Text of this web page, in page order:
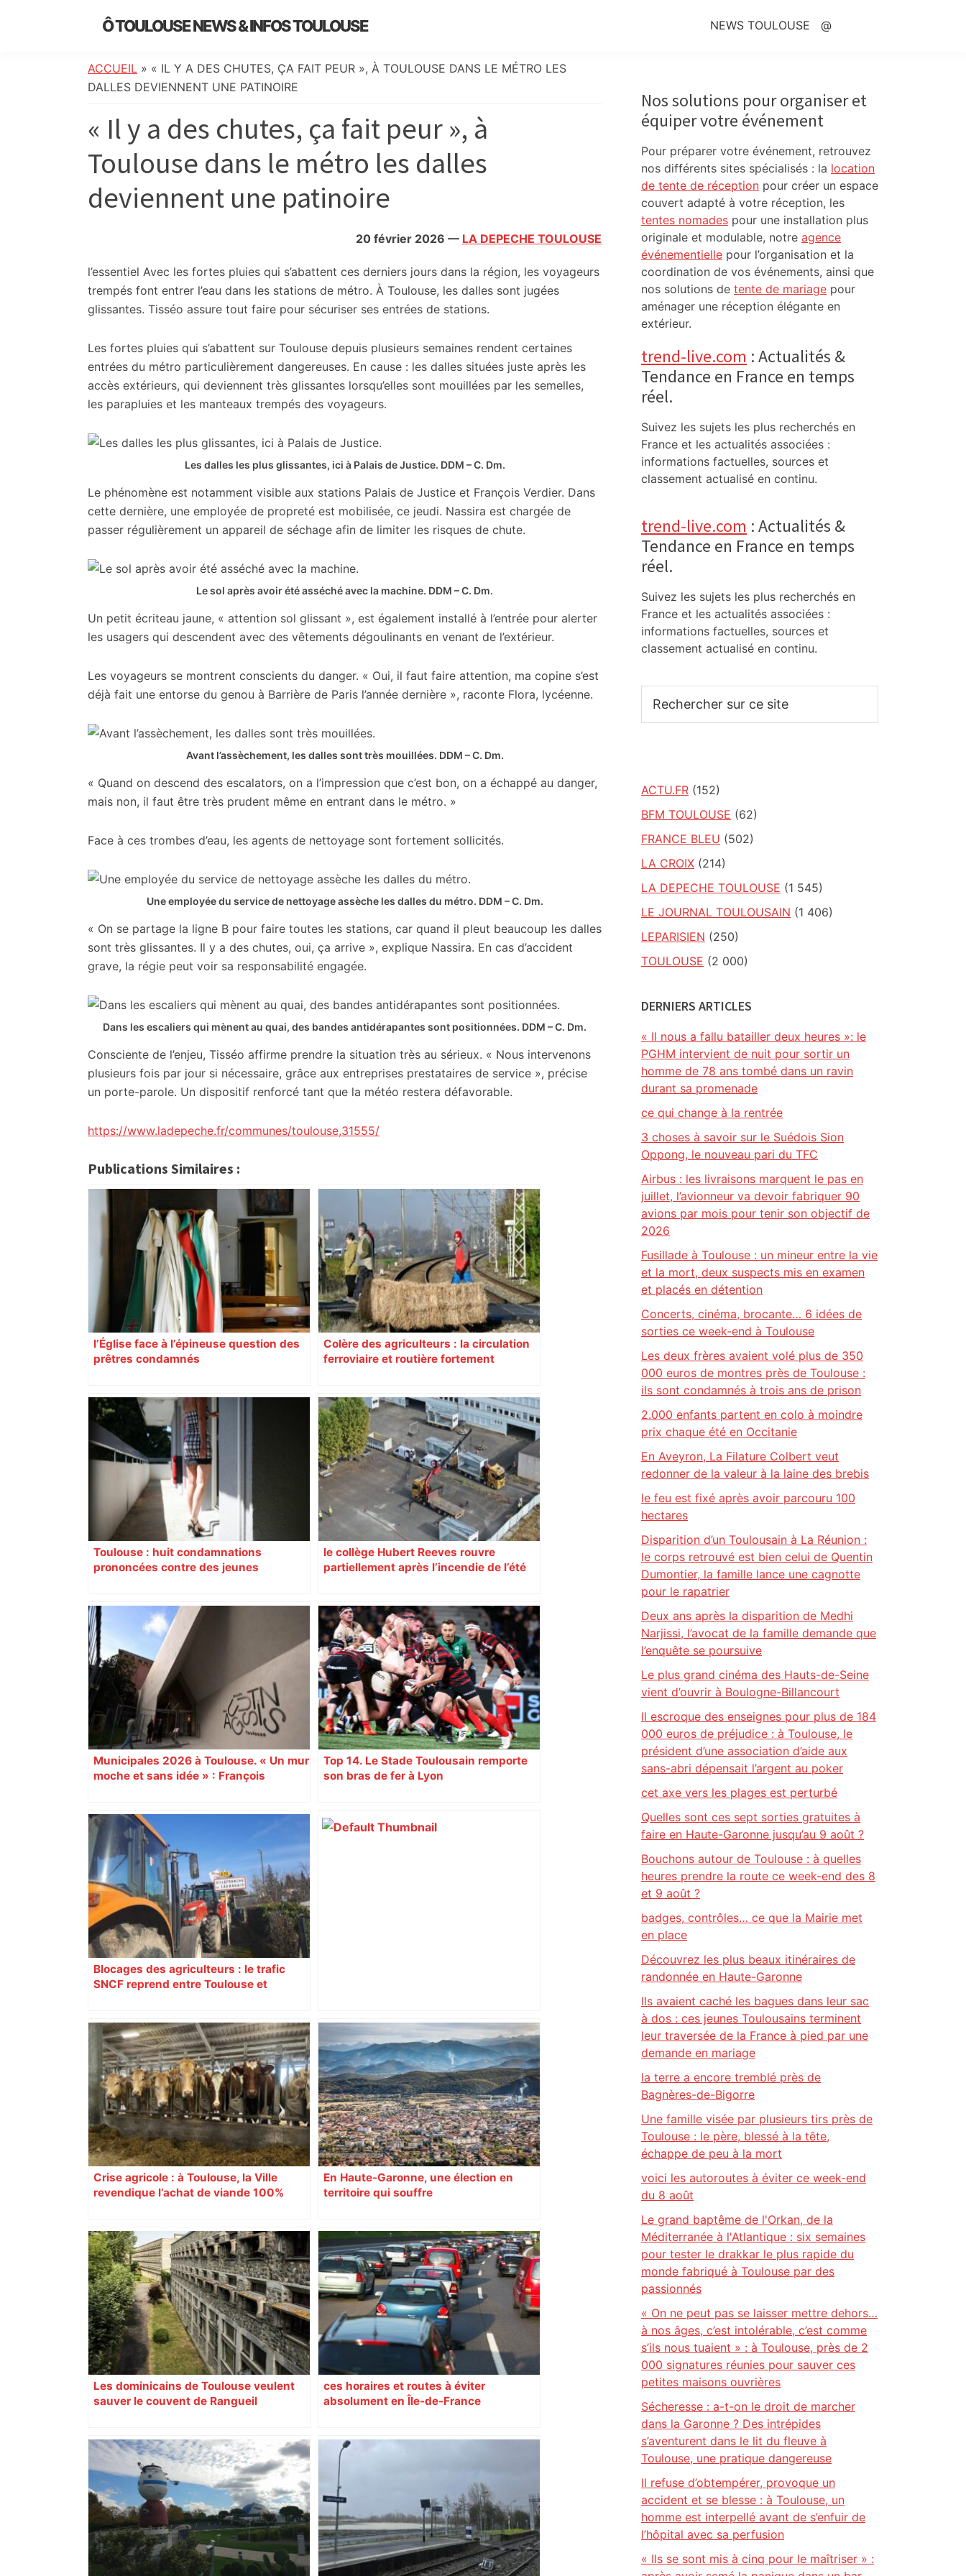
Ô TOULOUSE NEWS & INFOS TOULOUSE
de
l’actualité
info
locale,
société,
culture,
politique,
divers
et
initiatives
NEWS TOULOUSE @
ACCUEIL » « IL Y A DES CHUTES, ÇA FAIT PEUR », À TOULOUSE DANS LE MÉTRO LES
DALLES DEVIENNENT UNE PATINOIRE
« Il y a des chutes, ça fait peur », à
Toulouse dans le métro les dalles
deviennent une patinoire
20 février 2026 — LA DEPECHE TOULOUSE
l’essentiel Avec les fortes pluies qui s’abattent ces derniers jours dans la région, les voyageurs
trempés font entrer l’eau dans les stations de métro. À Toulouse, les dalles sont jugées
glissantes. Tisséo assure tout faire pour sécuriser ses entrées de stations.
Les fortes pluies qui s’abattent sur Toulouse depuis plusieurs semaines rendent certaines
entrées du métro particulièrement dangereuses. En cause : les dalles situées juste après les
accès extérieurs, qui deviennent très glissantes lorsqu’elles sont mouillées par les semelles,
les parapluies et les manteaux trempés des voyageurs.
Les dalles les plus glissantes, ici à Palais de Justice. DDM – C. Dm.
Le phénomène est notamment visible aux stations Palais de Justice et François Verdier. Dans
cette dernière, une employée de propreté est mobilisée, ce jeudi. Nassira est chargée de
passer régulièrement un appareil de séchage afin de limiter les risques de chute.
Le sol après avoir été asséché avec la machine. DDM – C. Dm.
Un petit écriteau jaune, « attention sol glissant », est également installé à l’entrée pour alerter
les usagers qui descendent avec des vêtements dégoulinants en venant de l’extérieur.
Les voyageurs se montrent conscients du danger. « Oui, il faut faire attention, ma copine s’est
déjà fait une entorse du genou à Barrière de Paris l’année dernière », raconte Flora, lycéenne.
Avant l’assèchement, les dalles sont très mouillées. DDM – C. Dm.
« Quand on descend des escalators, on a l’impression que c’est bon, on a échappé au danger,
mais non, il faut être très prudent même en entrant dans le métro. »
Face à ces trombes d’eau, les agents de nettoyage sont fortement sollicités.
Une employée du service de nettoyage assèche les dalles du métro. DDM – C. Dm.
« On se partage la ligne B pour faire toutes les stations, car quand il pleut beaucoup les dalles
sont très glissantes. Il y a des chutes, oui, ça arrive », explique Nassira. En cas d’accident
grave, la régie peut voir sa responsabilité engagée.
Dans les escaliers qui mènent au quai, des bandes antidérapantes sont positionnées. DDM – C. Dm.
Consciente de l’enjeu, Tisséo affirme prendre la situation très au sérieux. « Nous intervenons
plusieurs fois par jour si nécessaire, grâce aux entreprises prestataires de service », précise
un porte-parole. Un dispositif renforcé tant que la météo restera défavorable.
https://www.ladepeche.fr/communes/toulouse,31555/
Publications Similaires :
l’Église face à l’épineuse question des
prêtres condamnés
Colère des agriculteurs : la circulation
ferroviaire et routière fortement
Toulouse : huit condamnations
prononcées contre des jeunes
le collège Hubert Reeves rouvre
partiellement après l’incendie de l’été
Municipales 2026 à Toulouse. « Un mur
moche et sans idée » : François
Augustins
Top 14. Le Stade Toulousain remporte
son bras de fer à Lyon
Blocages des agriculteurs : le trafic
SNCF reprend entre Toulouse et
Top 14: comment Perpignan a une
nouvelle fois fait tomber Toulouse? –
RMC Sport
Crise agricole : à Toulouse, la Ville
revendique l’achat de viande 100%
En Haute-Garonne, une élection en
territoire qui souffre
Les dominicains de Toulouse veulent
sauver le couvent de Rangueil
ces horaires et routes à éviter
absolument en Île-de-France
Sidebar
Nos solutions pour organiser et
équiper votre événement
Pour préparer votre événement, retrouvez
nos différents sites spécialisés : la location
de tente de réception pour créer un espace
couvert adapté à votre réception, les
tentes nomades pour une installation plus
originale et modulable, notre agence
événementielle pour l’organisation et la
coordination de vos événements, ainsi que
nos solutions de tente de mariage pour
aménager une réception élégante en
extérieur.
trend-live.com : Actualités &
Tendance en France en temps
réel.
Suivez les sujets les plus recherchés en
France et les actualités associées :
informations factuelles, sources et
classement actualisé en continu.
trend-live.com : Actualités &
Tendance en France en temps
réel.
Suivez les sujets les plus recherchés en
France et les actualités associées :
informations factuelles, sources et
classement actualisé en continu.
sur
ACTU.FR (152)
BFM TOULOUSE (62)
FRANCE BLEU (502)
LA CROIX (214)
LA DEPECHE TOULOUSE (1 545)
LE JOURNAL TOULOUSAIN (1 406)
LEPARISIEN (250)
TOULOUSE (2 000)
DERNIERS ARTICLES
« Il nous a fallu batailler deux heures »: le
PGHM intervient de nuit pour sortir un
homme de 78 ans tombé dans un ravin
durant sa promenade
ce qui change à la rentrée
3 choses à savoir sur le Suédois Sion
Oppong, le nouveau pari du TFC
Airbus : les livraisons marquent le pas en
juillet, l’avionneur va devoir fabriquer 90
avions par mois pour tenir son objectif de
2026
Fusillade à Toulouse : un mineur entre la vie
et la mort, deux suspects mis en examen
et placés en détention
Concerts, cinéma, brocante… 6 idées de
sorties ce week-end à Toulouse
Les deux frères avaient volé plus de 350
000 euros de montres près de Toulouse :
ils sont condamnés à trois ans de prison
2.000 enfants partent en colo à moindre
prix chaque été en Occitanie
En Aveyron, La Filature Colbert veut
redonner de la valeur à la laine des brebis
le feu est fixé après avoir parcouru 100
hectares
Disparition d’un Toulousain à La Réunion :
le corps retrouvé est bien celui de Quentin
Dumontier, la famille lance une cagnotte
pour le rapatrier
Deux ans après la disparition de Medhi
Narjissi, l’avocat de la famille demande que
l’enquête se poursuive
Le plus grand cinéma des Hauts-de-Seine
vient d’ouvrir à Boulogne-Billancourt
Il escroque des enseignes pour plus de 184
000 euros de préjudice : à Toulouse, le
président d’une association d’aide aux
sans-abri dépensait l’argent au poker
cet axe vers les plages est perturbé
Quelles sont ces sept sorties gratuites à
faire en Haute-Garonne jusqu’au 9 août ?
Bouchons autour de Toulouse : à quelles
heures prendre la route ce week-end des 8
et 9 août ?
badges, contrôles… ce que la Mairie met
en place
Découvrez les plus beaux itinéraires de
randonnée en Haute-Garonne
Ils avaient caché les bagues dans leur sac
à dos : ces jeunes Toulousains terminent
leur traversée de la France à pied par une
demande en mariage
la terre a encore tremblé près de
Bagnères-de-Bigorre
Une famille visée par plusieurs tirs près de
Toulouse : le père, blessé à la tête,
échappe de peu à la mort
voici les autoroutes à éviter ce week-end
du 8 août
Le grand baptême de l'Orkan, de la
Méditerranée à l'Atlantique : six semaines
pour tester le drakkar le plus rapide du
monde fabriqué à Toulouse par des
passionnés
« On ne peut pas se laisser mettre dehors…
à nos âges, c’est intolérable, c’est comme
s’ils nous tuaient » : à Toulouse, près de 2
000 signatures réunies pour sauver ces
petites maisons ouvrières
Sécheresse : a-t-on le droit de marcher
dans la Garonne ? Des intrépides
s’aventurent dans le lit du fleuve à
Toulouse, une pratique dangereuse
Il refuse d’obtempérer, provoque un
accident et se blesse : à Toulouse, un
homme est interpellé avant de s’enfuir de
l’hôpital avec sa perfusion
« Ils se sont mis à cinq pour le maîtriser » :